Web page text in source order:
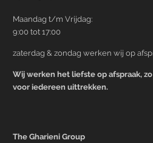
Maandag t/m Vrijdag:
9:00 tot 17:00
zaterdag & zondag werken wij op
Wij werken het liefste op afspraak,
voor iedereen uittrekken.
The Gharieni Group